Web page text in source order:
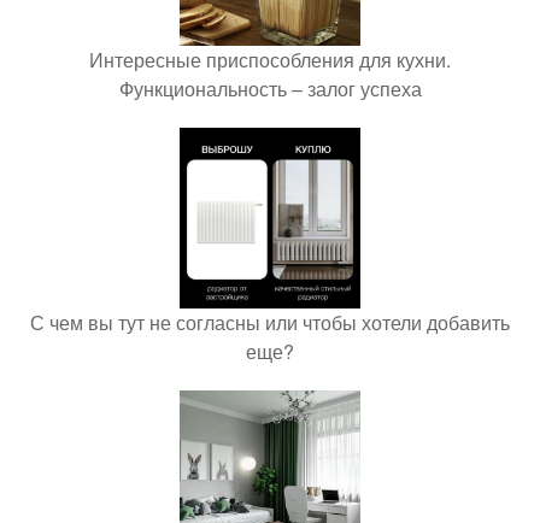
Интересные приспособления для кухни.
Функциональность – залог успеха
С чем вы тут не согласны или чтобы хотели добавить
еще?